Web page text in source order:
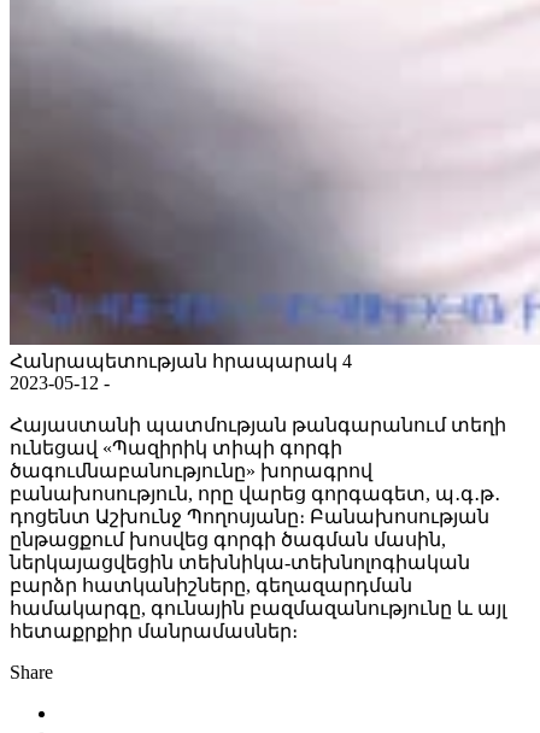
Հանրապետության հրապարակ 4
2023-05-12 -
Հայաստանի պատմության թանգարանում տեղի
ունեցավ «Պազիրիկ տիպի գորգի
ծագումնաբանությունը» խորագրով
բանախոսություն, որը վարեց գորգագետ, պ․գ․թ․
դոցենտ Աշխունջ Պողոսյանը։ Բանախոսության
ընթացքում խոսվեց գորգի ծագման մասին,
ներկայացվեցին տեխնիկա-տեխնոլոգիական
բարձր հատկանիշները, գեղազարդման
համակարգը, գունային բազմազանությունը և այլ
հետաքրքիր մանրամասներ։
Share